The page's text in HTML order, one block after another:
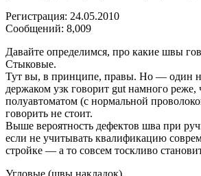
Регистрация: 24.05.2010
Сообщений: 8,009
Давайте определимся, про какие швы
Стыковые.
Тут вы, в принципе, правы. Но — один
держаком узк говорит gut намного реже,
полуавтоматом (с нормальной
говорить не стоит.
Выше вероятность дефектов шва при
если не учитывать квалификацию
стройке — а то совсем тоскливо